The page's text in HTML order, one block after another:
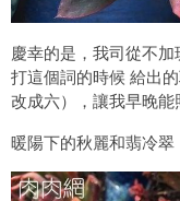
慶幸的是，我司從不
打這個詞的時候 給出
改成六），讓我早晚能
暖陽下的秋麗和翡冷翠